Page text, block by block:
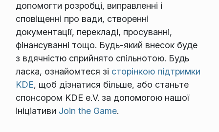
допомогти розробці, виправленні і
сповіщенні про вади, створенні
документації, перекладі, просуванні,
фінансуванні тощо. Будь-який внесок буде
з вдячністю сприйнято спільнотою. Будь
ласка, ознайомтеся зі сторінкою підтримки
KDE, щоб дізнатися більше, або станьте
спонсором KDE e.V. за допомогою нашої
ініціативи Join the Game.